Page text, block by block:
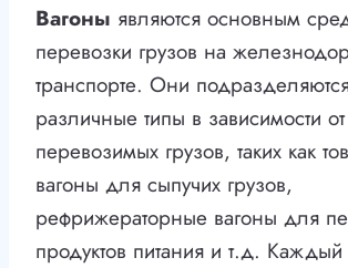
Вагоны являются основным
перевозки грузов на
транспорте. Они
различные типы в зависимости
перевозимых грузов, таких как
вагоны для сыпучих грузов,
рефрижераторные вагоны для
продуктов питания и т.д. Каждый